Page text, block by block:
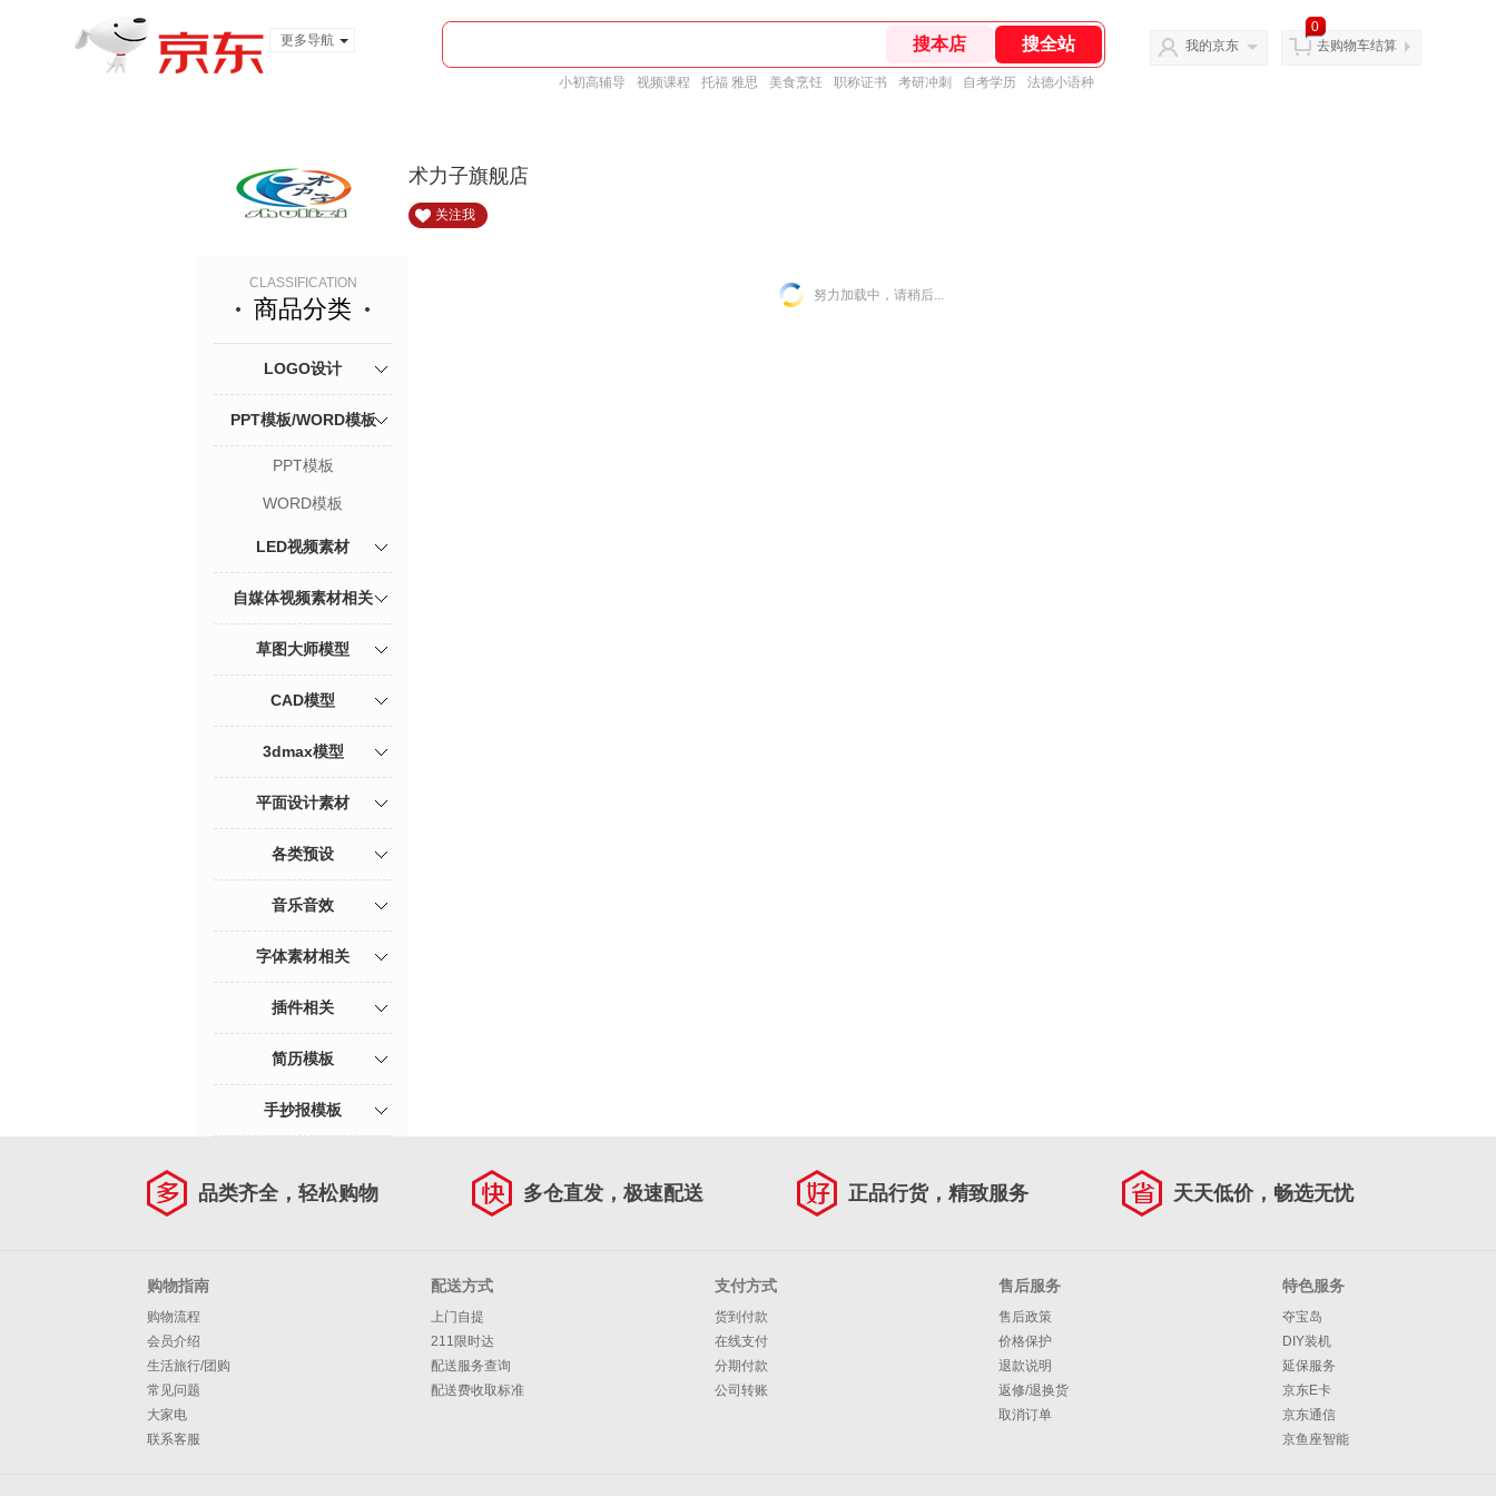
更多导航
小初高辅导 视频课程 托福 雅思 美食烹饪 职称证书 考研冲刺 自考学历 法德小语种
我的京东
0
去购物车结算
术力子旗舰店
关注我
CLASSIFICATION
商品分类
LOGO设计
PPT模板/WORD模板
PPT模板
WORD模板
LED视频素材
自媒体视频素材相关
草图大师模型
CAD模型
3dmax模型
平面设计素材
各类预设
音乐音效
字体素材相关
插件相关
简历模板
手抄报模板
努力加载中，请稍后...
品类齐全，轻松购物 多仓直发，极速配送 正品行货，精致服务 天天低价，畅选无忧
购物指南
购物流程
会员介绍
生活旅行/团购
常见问题
大家电
联系客服
配送方式
上门自提
211限时达
配送服务查询
配送费收取标准
支付方式
货到付款
在线支付
分期付款
公司转账
售后服务
售后政策
价格保护
退款说明
返修/退换货
取消订单
特色服务
夺宝岛
DIY装机
延保服务
京东E卡
京东通信
京鱼座智能